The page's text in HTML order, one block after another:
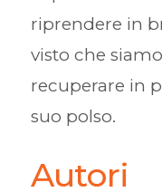
riprendere in
visto che
recuperare in
suo polso.
Autori